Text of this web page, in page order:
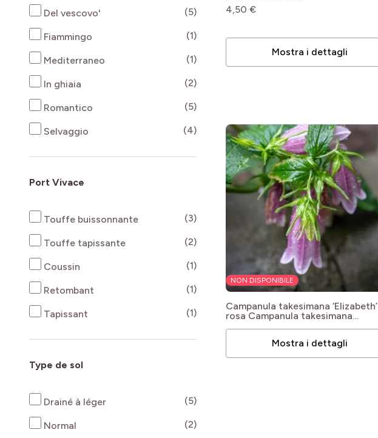
Del vescovo' (5)products available
Fiammingo (1)products available
Mediterraneo (1)products available
In ghiaia (2)products available
Romantico (5)products available
Selvaggio (4)products available
Port Vivace
Touffe buissonnante (3)products available
Touffe tapissante (2)products available
Coussin (1)products available
Retombant (1)products available
Tapissant (1)products available
Type de sol
Drainé à léger (5)products available
Normal (2)products available
4,50 €
Mostra i dettagli
NON DISPONIBILE
Campanula takesimana ‘Elizabeth’
rosa Campanula takesimana
Mostra i dettagli